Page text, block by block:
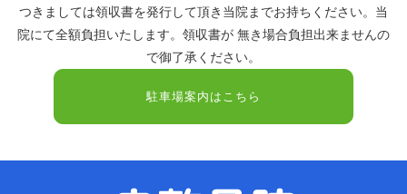
つきましては領収書を発行して頂き当院までお持ちください。当
院にて全額負担いたします。領収書が 無き場合負担出来ませんの
で御了承ください。
駐車場案内はこちら